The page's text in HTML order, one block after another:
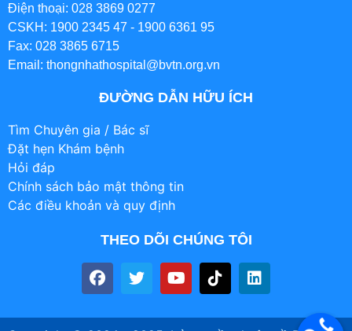
Điện thoại: 028 3869 0277
CSKH: 1900 2345 47 - 1900 6361 95
Fax: 028 3865 6715
Email: thongnhathospital@bvtn.org.vn
ĐƯỜNG DẪN HỮU ÍCH
Tìm Chuyên gia / Bác sĩ
Đặt hẹn Khám bệnh
Hỏi đáp
Chính sách bảo mật thông tin
Các điều khoản và quy định
THEO DÕI CHÚNG TÔI